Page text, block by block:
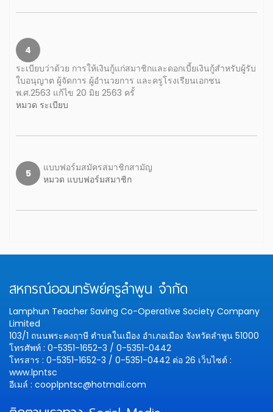
4
ระเบียบว่าด้วย การให้เงินกู้แก่สมาชิกและดอกเบี้ยเงินกู้สำหรับผู้รับ
ใบอนุญาต ผู้จัดการ ผู้อำนวยการ และครูโรงเรียนเอกชน
พ.ศ.2563 แก้ไข 20 มิย 2563 ครั้
หมวด ระเบียบ
5
แบบฟอร์มสมัครสมาชิกสามัญ
หมวด แบบฟอร์มสมาชิก
สหกรณ์ออมทรัพย์ครูลำพูน จำกัด
Lamphun Teacher Saving Co-Operative Society Company
Limited
103/1 ถนนพระคงฤาษี ตำบลในเมือง อำเภอเมือง จังหวัดลำพูน 51000
โทรศัพท์ : 0-5351-1652-3 / 0-5351-0442
โทรสาร : 0-5351-1652-3 / 0-5351-0442 ต่อ 26 เว็บไซต์ :
www.lpntsc
อีเมล์ : cooplpntsc@hotmail.com